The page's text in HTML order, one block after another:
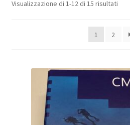
Negozio
Politica di rimborso e restituzione
I nostri AGB
Visualizzazione di 1-12 di 15 risultati
1 2